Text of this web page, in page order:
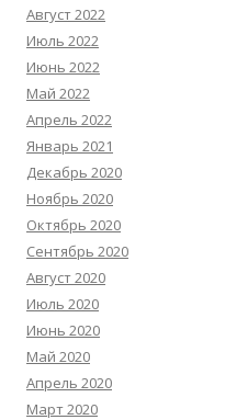
Август 2022
Июль 2022
Июнь 2022
Май 2022
Апрель 2022
Январь 2021
Декабрь 2020
Ноябрь 2020
Октябрь 2020
Сентябрь 2020
Август 2020
Июль 2020
Июнь 2020
Май 2020
Апрель 2020
Март 2020